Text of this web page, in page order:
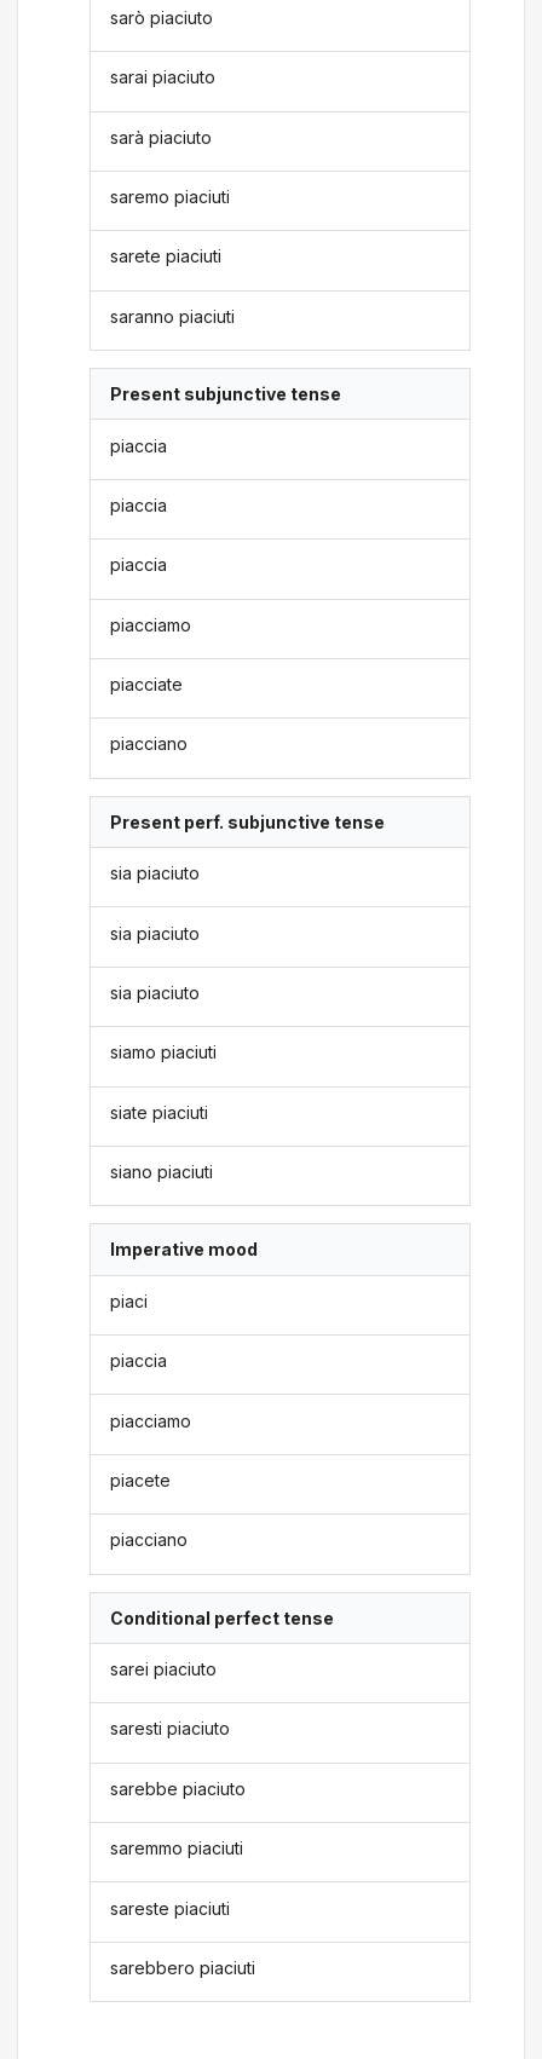
sarò piaciuto
sarai piaciuto
sarà piaciuto
saremo piaciuti
sarete piaciuti
saranno piaciuti
Present subjunctive tense
piaccia
piaccia
piaccia
piacciamo
piacciate
piacciano
Present perf. subjunctive tense
sia piaciuto
sia piaciuto
sia piaciuto
siamo piaciuti
siate piaciuti
siano piaciuti
Imperative mood
piaci
piaccia
piacciamo
piacete
piacciano
Conditional perfect tense
sarei piaciuto
saresti piaciuto
sarebbe piaciuto
saremmo piaciuti
sareste piaciuti
sarebbero piaciuti